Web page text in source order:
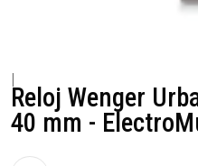
Reloj Wenger
40 mm -